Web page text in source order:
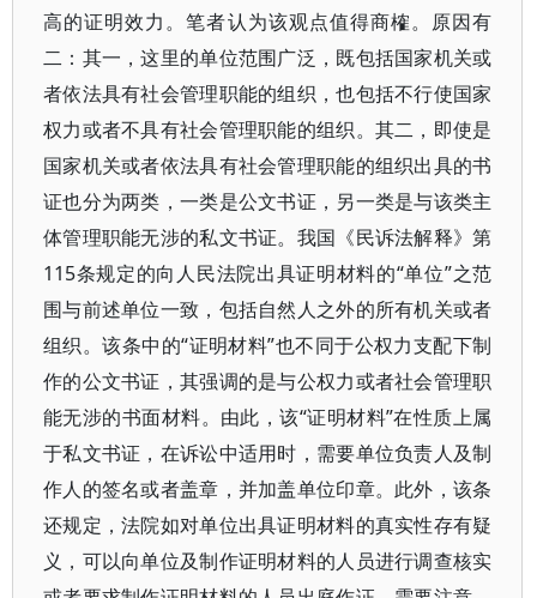
高的证明效力。笔者认为该观点值得商榷。原因有
二：其一，这里的单位范围广泛，既包括国家机关或
者依法具有社会管理职能的组织，也包括不行使国家
权力或者不具有社会管理职能的组织。其二，即使是
国家机关或者依法具有社会管理职能的组织出具的书
证也分为两类，一类是公文书证，另一类是与该类主
体管理职能无涉的私文书证。我国《民诉法解释》第
115条规定的向人民法院出具证明材料的“单位”之范
围与前述单位一致，包括自然人之外的所有机关或者
组织。该条中的“证明材料”也不同于公权力支配下制
作的公文书证，其强调的是与公权力或者社会管理职
能无涉的书面材料。由此，该“证明材料”在性质上属
于私文书证，在诉讼中适用时，需要单位负责人及制
作人的签名或者盖章，并加盖单位印章。此外，该条
还规定，法院如对单位出具证明材料的真实性存有疑
义，可以向单位及制作证明材料的人员进行调查核实